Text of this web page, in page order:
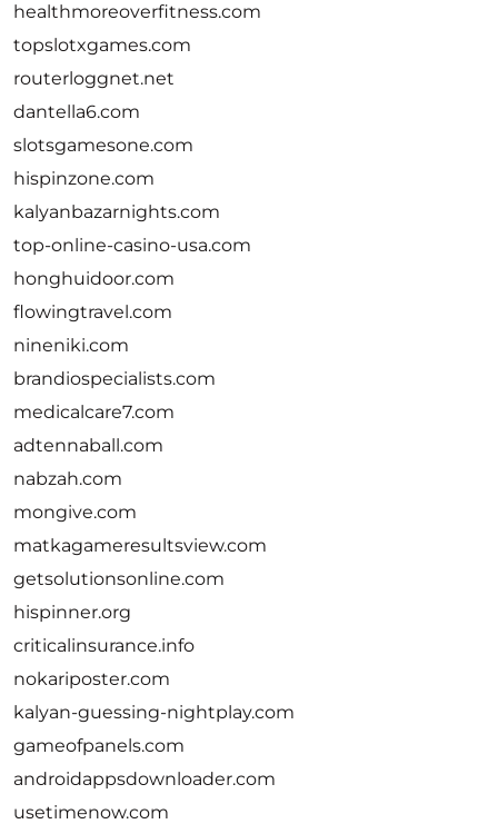
healthmoreoverfitness.com
topslotxgames.com
routerloggnet.net
dantella6.com
slotsgamesone.com
hispinzone.com
kalyanbazarnights.com
top-online-casino-usa.com
honghuidoor.com
flowingtravel.com
nineniki.com
brandiospecialists.com
medicalcare7.com
adtennaball.com
nabzah.com
mongive.com
matkagameresultsview.com
getsolutionsonline.com
hispinner.org
criticalinsurance.info
nokariposter.com
kalyan-guessing-nightplay.com
gameofpanels.com
androidappsdownloader.com
usetimenow.com